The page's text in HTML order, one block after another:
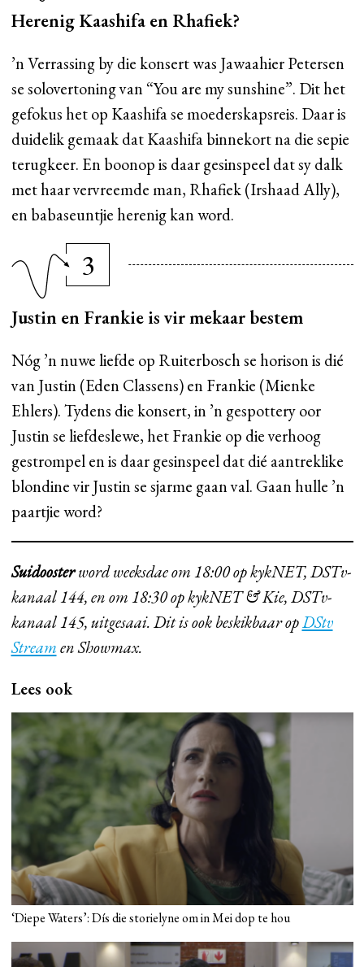
Herenig Kaashifa en Rhafiek?
’n Verrassing by die konsert was Jawaahier Petersen
se solovertoning van “You are my sunshine”. Dit het
gefokus het op Kaashifa se moederskapsreis. Daar is
duidelik gemaak dat Kaashifa binnekort na die sepie
terugkeer. En boonop is daar gesinspeel dat sy dalk
met haar vervreemde man, Rhafiek (Irshaad Ally),
en babaseuntjie herenig kan word.
3
Justin en Frankie is vir mekaar bestem
Nóg ’n nuwe liefde op Ruiterbosch se horison is dié
van Justin (Eden Classens) en Frankie (Mienke
Ehlers). Tydens die konsert, in ’n gespottery oor
Justin se liefdeslewe, het Frankie op die verhoog
gestrompel en is daar gesinspeel dat dié aantreklike
blondine vir Justin se sjarme gaan val. Gaan hulle ’n
paartjie word?
Suidoosterword weeksdae om 18:00 op kykNET, DSTv-
kanaal 144, en om 18:30 op kykNET & Kie, DSTv-
kanaal 145, uitgesaai. Dit is ook beskikbaar opDStv
Streamen Showmax.
Lees ook
‘Diepe Waters’: Dís die storielyne om in Mei dop te hou